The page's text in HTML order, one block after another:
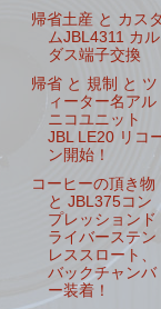
帰省土産 と カス
ムJBL4311 カル
ダス端子交換
帰省 と 規制 と ツ
ィーター名アル
ニコユニット
JBL LE20 リコ
ン開始！
コーヒーの頂き物
と JBL375コン
プレッションド
ライバーステン
レススロート、
バックチャンバ
ー装着！